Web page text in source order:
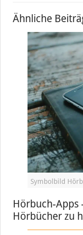
Ähnliche
Symbolbild
Hörbuch-Apps
Hörbücher zu